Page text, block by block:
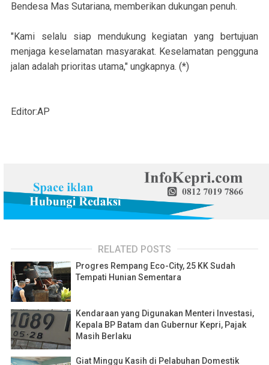
Bendesa Mas Sutariana, memberikan dukungan penuh.
"Kami selalu siap mendukung kegiatan yang bertujuan
menjaga keselamatan masyarakat. Keselamatan pengguna
jalan adalah prioritas utama," ungkapnya. (*)
Editor:AP
RELATED POSTS
Progres Rempang Eco-City, 25 KK Sudah
Tempati Hunian Sementara
Kendaraan yang Digunakan Menteri Investasi,
Kepala BP Batam dan Gubernur Kepri, Pajak
Masih Berlaku
Giat Minggu Kasih di Pelabuhan Domestik